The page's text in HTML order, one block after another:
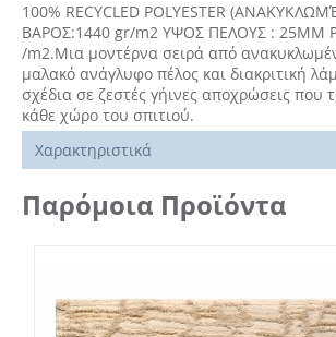
100% RECYCLED POLYESTER
ΒΑΡΟΣ:1440 gr/m2 ΥΨΟΣ ΠΕΛΟΥΣ : 25MM
/m2.Μια μοντέρνα σειρά από
μαλακό ανάγλυφο πέλος και διακριτική
σχέδια σε ζεστές γήινες αποχρώσεις που
κάθε χώρο του σπιτιού.
Χαρακτηριστικά
Παρόμοια Προϊόντα